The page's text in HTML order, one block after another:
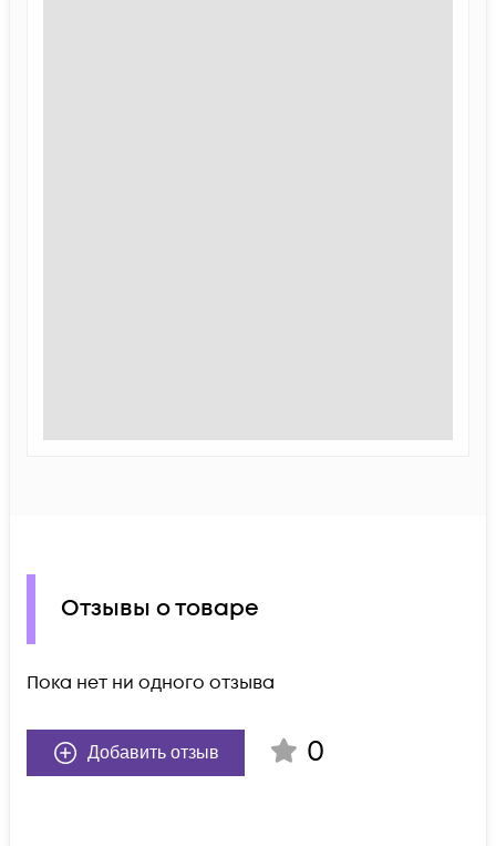
Отзывы о товаре
Пока нет ни одного отзыва
Добавить отзыв 0